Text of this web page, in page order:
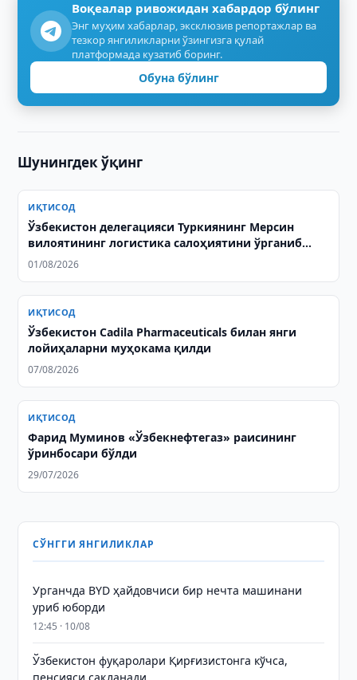
Воқеалар ривожидан хабардор бўлинг
Энг муҳим хабарлар, эксклюзив репортажлар ва
тезкор янгиликларни ўзингизга қулай
платформада кузатиб боринг.
Обуна бўлинг
Шунингдек ўқинг
ИҚТИСОД
Ўзбекистон делегацияси Туркиянинг Мерсин
вилоятининг логистика салоҳиятини ўрганиб
чиқди
01/08/2026
ИҚТИСОД
Ўзбекистон Cadila Pharmaceuticals билан янги
лойиҳаларни муҳокама қилди
07/08/2026
ИҚТИСОД
Фарид Муминов «Ўзбекнефтегаз» раисининг
ўринбосари бўлди
29/07/2026
СЎНГГИ ЯНГИЛИКЛАР
Урганчда BYD ҳайдовчиси бир нечта машинани
уриб юборди
12:45 · 10/08
Ўзбекистон фуқаролари Қирғизистонга кўчса,